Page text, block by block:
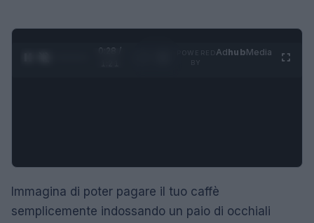
0:28 /
AdhubMedia
Immagina di poter pagare il tuo caffè
semplicemente indossando un paio di occhiali